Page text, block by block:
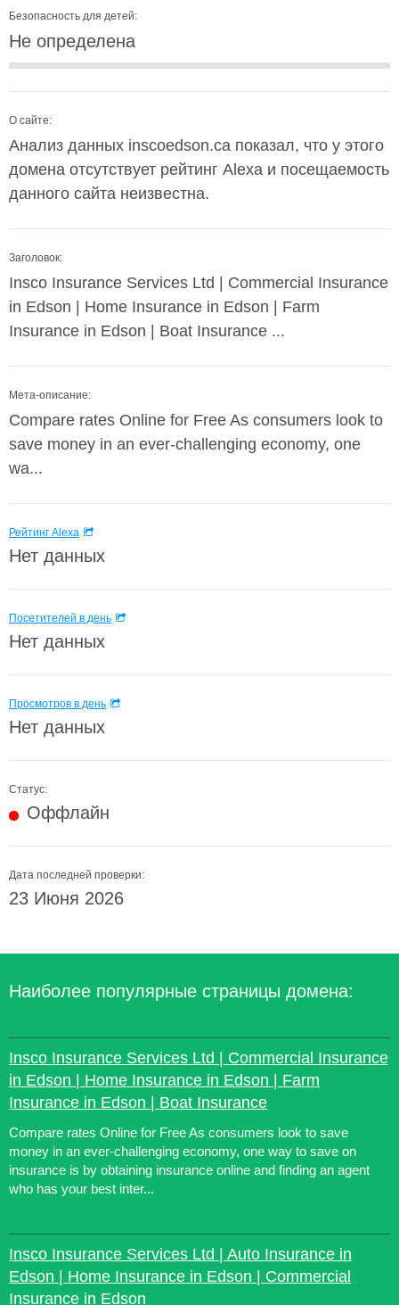
Безопасность для детей:
Не определена
О сайте:
Анализ данных inscoedson.ca показал, что у этого
домена отсутствует рейтинг Alexa и посещаемость
данного сайта неизвестна.
Заголовок:
Insco Insurance Services Ltd | Commercial Insurance
in Edson | Home Insurance in Edson | Farm
Insurance in Edson | Boat Insurance ...
Мета-описание:
Compare rates Online for Free As consumers look to
save money in an ever-challenging economy, one
wa...
Рейтинг Alexa
Нет данных
Посетителей в день
Нет данных
Просмотров в день
Нет данных
Статус:
Оффлайн
Дата последней проверки:
23 Июня 2026
Наиболее популярные страницы домена:
Insco Insurance Services Ltd | Commercial Insurance
in Edson | Home Insurance in Edson | Farm
Insurance in Edson | Boat Insurance
Compare rates Online for Free As consumers look to save
money in an ever-challenging economy, one way to save on
insurance is by obtaining insurance online and finding an agent
who has your best inter...
Insco Insurance Services Ltd | Auto Insurance in
Edson | Home Insurance in Edson | Commercial
Insurance in Edson